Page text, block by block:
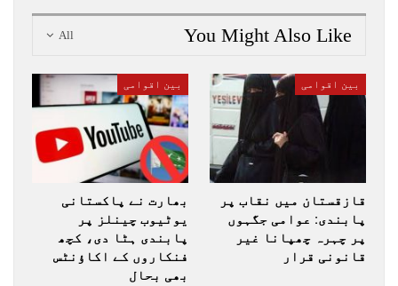
All You Might Also Like
بین اقوامی
قازقستان میں نقاب پر
پابندی: عوامی جگہوں
پر چہرہ چھپانا غیر
قانونی قرار
بین اقوامی
بھارت نے پاکستانی
یوٹیوب چینلز پر
پابندی ہٹا دی، کچھ
فنکاروں کے اکاؤنٹس
بھی بحال